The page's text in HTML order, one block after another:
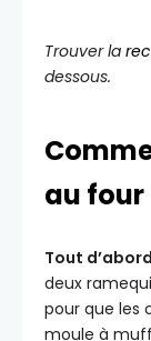
Trouver la
dessous.
au four
Tout
deux
pour que les
moule à